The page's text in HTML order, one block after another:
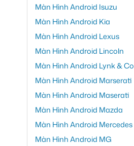
Màn Hình Android Isuzu
Màn Hình Android Kia
Màn Hình Android Lexus
Màn Hình Android Lincoln
Màn Hình Android Lynk & Co
Màn Hình Android Marserati
Màn Hình Android Maserati
Màn Hình Android Mazda
Màn Hình Android Mercedes
Màn Hình Android MG